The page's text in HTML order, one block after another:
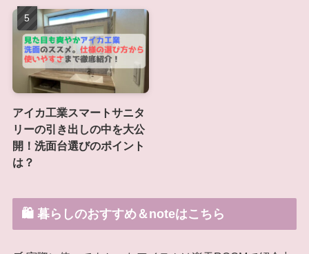
アイカ工業スマートサニタ
リーの引き出しの中を大公
開！洗面台選びのポイント
は？
🛍 暮らしのおすすめ＆noteはこちら